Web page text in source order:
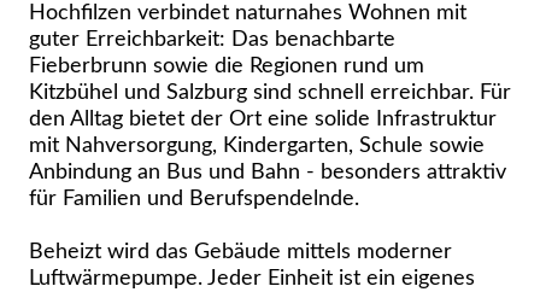
Hochfilzen verbindet naturnahes Wohnen mit
guter Erreichbarkeit: Das benachbarte
Fieberbrunn sowie die Regionen rund um
Kitzbühel und Salzburg sind schnell erreichbar. Für
den Alltag bietet der Ort eine solide Infrastruktur
mit Nahversorgung, Kindergarten, Schule sowie
Anbindung an Bus und Bahn - besonders attraktiv
für Familien und Berufspendelnde.
Beheizt wird das Gebäude mittels moderner
Luftwärmepumpe. Jeder Einheit ist ein eigenes